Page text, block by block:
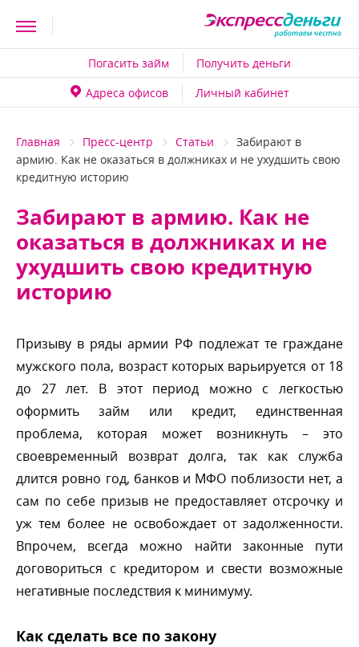
Погасить займ
Получить деньги
Адреса офисо
Личный кабинет
Главная Пресс-центр Статьи
Забирают
армию. Как не оказаться в должниках и не ухудшить свою
кредитную историю
Забирают в армию. Как не
оказаться в должниках и не
ухудшить свою кредитную
историю
Призыву в ряды армии РФ подлежат те граждане
мужского пола, возраст которых варьируется от 18
до 27 лет. В этот период можно с легкостью
оформить займ или кредит, единственная
проблема, которая может возникнуть – это
своевременный возврат долга, так как служба
длится ровно год, банков и МФО поблизости нет, а
сам по себе призыв не предоставляет отсрочку и
уж тем более не освобождает от задолженности.
прочем, всегда можно найти законные пути
договориться с кредитором и свести возможные
негативные последствия к минимуму.
Как сделать все по закону